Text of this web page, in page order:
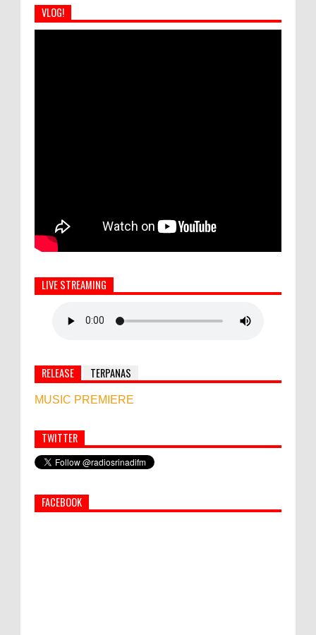
VLOG!
LIVE STREAMING
RELEASE TERPANAS
MUSIC PREMIERE
Simbol Persahabatan, RI Bangun Islamic Centre di
Afghanistan
PEMKAB KLUNGKUNG GELAR PASAR
TWITTER
FACEBOOK